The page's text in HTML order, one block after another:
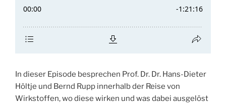
In dieser Episode besprechen Prof. Dr. Dr. Hans-Dieter
Höltje und Bernd Rupp innerhalb der Reise von
Wirkstoffen, wo diese wirken und was dabei ausgelöst